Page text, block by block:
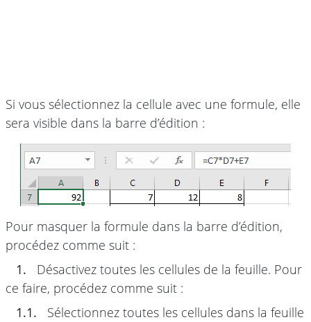
Si vous sélectionnez la cellule avec une formule, elle
sera visible dans la barre d’édition :
Pour masquer la formule dans la barre d’édition,
procédez comme suit :
1.
Désactivez toutes les cellules de la feuille. Pour
ce faire, procédez comme suit :
1.1.
Sélectionnez toutes les cellules dans la feuille